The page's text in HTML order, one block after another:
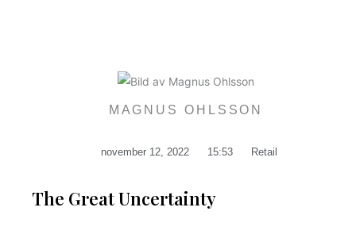
MAGNUS OHLSSON
november 12, 2022 15:53 Retail
The Great Uncertainty